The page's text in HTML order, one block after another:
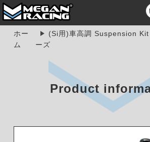
ホー
ム
(Si用)車高調 Suspension Kit
ーズ
Product